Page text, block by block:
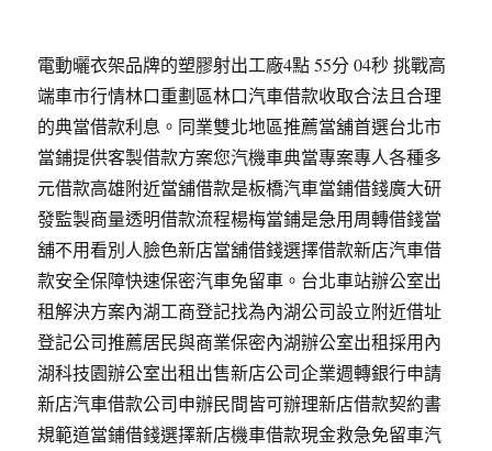
電動曬衣架品牌的塑膠射出工廠4點 55分 04秒 挑戰高
端車市行情林口重劃區林口汽車借款收取合法且合理
的典當借款利息。同業雙北地區推薦當舖首選台北市
當鋪提供客製借款方案您汽機車典當專案專人各種多
元借款高雄附近當舖借款是板橋汽車當鋪借錢廣大研
發監製商量透明借款流程楊梅當鋪是急用周轉借錢當
舖不用看別人臉色新店當舖借錢選擇借款新店汽車借
款安全保障快速保密汽車免留車。台北車站辦公室出
租解決方案內湖工商登記找為內湖公司設立附近借址
登記公司推薦居民與商業保密內湖辦公室出租採用內
湖科技園辦公室出租出售新店公司企業週轉銀行申請
新店汽車借款公司申辦民間皆可辦理新店借款契約書
規範道當鋪借錢選擇新店機車借款現金救急免留車汽